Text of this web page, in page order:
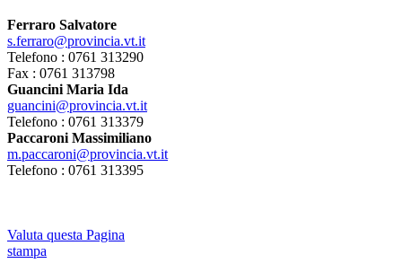
Ferraro Salvatore
s.ferraro@provincia.vt.it
Telefono : 0761 313290
Fax : 0761 313798
Guancini Maria Ida
guancini@provincia.vt.it
Telefono : 0761 313379
Paccaroni Massimiliano
m.paccaroni@provincia.vt.it
Telefono : 0761 313395
Valuta questa Pagina
stampa